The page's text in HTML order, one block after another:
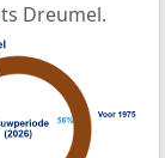
Dreumel.